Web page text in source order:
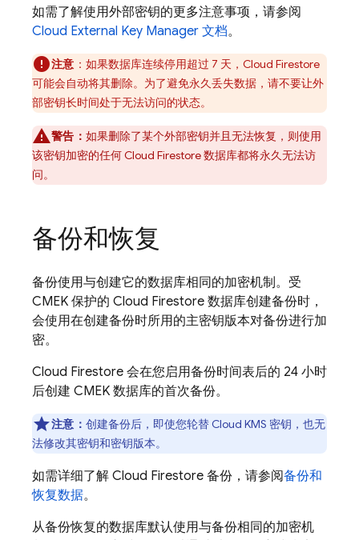
如需了解使用外部密钥的更多注意事项，请参阅
Cloud External Key Manager 文档。
注意 ：如果数据库连续停用超过 7 天， Cloud Firestore
可能会自动将其删除。为了避免永久丢失数据，请不要让外
部密钥长时间处于无法访问的状态。
警告： 如果删除了某个外部密钥并且无法恢复，则使用
该密钥加密的任何Cloud Firestore数据库都将永久无法访
问。
备份和恢复
备份使用与创建它的数据库相同的加密机制。受
CMEK 保护的 Cloud Firestore 数据库创建备份时，
会使用在创建备份时所用的主密钥版本对备份进行加
密。
Cloud Firestore 会在您启用备份时间表后的 24 小时
后创建 CMEK 数据库的首次备份。
注意： 创建备份后，即使您轮替 Cloud KMS 密钥，也无
法修改其密钥和密钥版本。
如需详细了解 Cloud Firestore 备份，请参阅备份和
恢复数据。
从备份恢复的数据库默认使用与备份相同的加密机